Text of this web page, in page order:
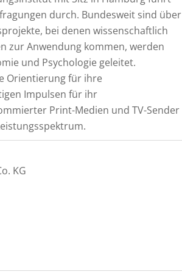
durch. Bundesweit sind über
bei denen wissenschaftlich
zur Anwendung kommen, werden
und Psychologie geleitet.
Orientierung für ihre
Impulsen für ihr
Print-Medien und TV-Sender
KG